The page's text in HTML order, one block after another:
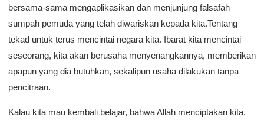
bersama-sama mengaplikasikan dan menjunjung falsafah
sumpah pemuda yang telah diwariskan kepada kita.Tentang
tekad untuk terus mencintai negara kita. Ibarat kita mencintai
seseorang, kita akan berusaha menyenangkannya, memberikan
apapun yang dia butuhkan, sekalipun usaha dilakukan tanpa
pencitraan.
Kalau kita mau kembali belajar, bahwa Allah menciptakan kita,